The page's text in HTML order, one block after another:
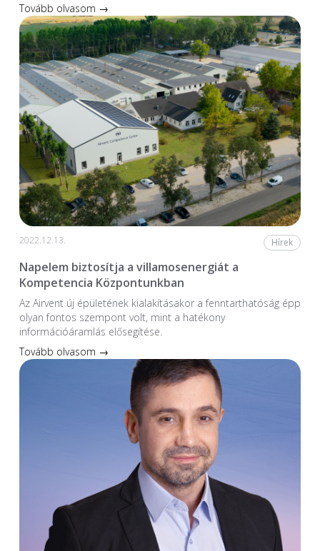
Tovább olvasom →
2022.12.13. Hírek
Napelem biztosítja a villamosenergiát a
Kompetencia Központunkban
Az Airvent új épületének kialakításakor a fenntarthatóság épp
olyan fontos szempont volt, mint a hatékony
információáramlás elősegítése.
Tovább olvasom →